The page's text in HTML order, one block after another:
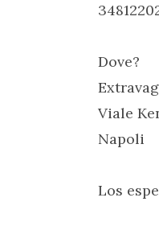
Dove?
Viale
Napoli
Los